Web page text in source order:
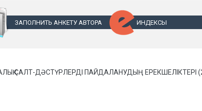
ЗАПОЛНИТЬ АНКЕТУ АВТОРА ИНДЕКСЫ
САЛТ-ДӘСТҮРЛЕРДІ ПАЙДАЛАНУДЫҢ ЕРЕКШЕЛІКТЕРІ